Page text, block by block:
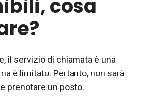
cosa
il servizio di chiamata è una
è limitato. Pertanto, non sarà
prenotare un posto.